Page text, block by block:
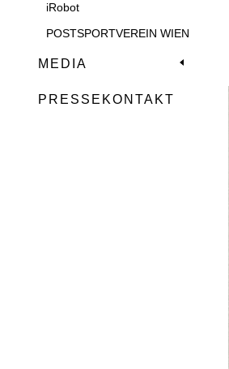
iRobot
POSTSPORTVEREIN WIEN
MEDIA
PRESSEKONTAKT